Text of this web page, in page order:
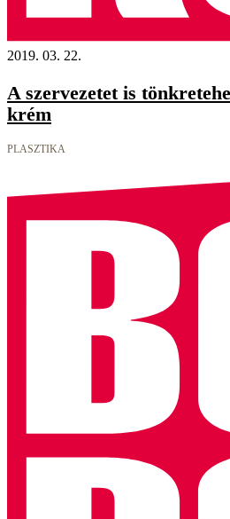
2019. 03. 22.
A szervezetet is
krém
PLASZTIKA